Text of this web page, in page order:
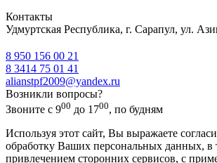
Контакты
Удмуртская Республика, г. Сарапул, ул.
8 950 156 00 21
8 3414 75 01 41
alianstpf2009@yandex.ru
Возникли вопросы?
Звоните с 900 до 1700, по будням
Используя этот сайт, Вы выражаете
обработку Ваших персональных данных, в
привлечением сторонних сервисов, с